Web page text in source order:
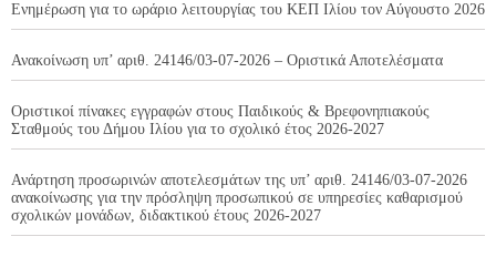
Ενημέρωση για το ωράριο λειτουργίας του ΚΕΠ Ιλίου τον Αύγουστο 2026
Ανακοίνωση υπ’ αριθ. 24146/03-07-2026 – Οριστικά Αποτελέσματα
Οριστικοί πίνακες εγγραφών στους Παιδικούς & Βρεφονηπιακούς
Σταθμούς του Δήμου Ιλίου για το σχολικό έτος 2026-2027
Ανάρτηση προσωρινών αποτελεσμάτων της υπ’ αριθ. 24146/03-07-2026
ανακοίνωσης για την πρόσληψη προσωπικού σε υπηρεσίες καθαρισμού
σχολικών μονάδων, διδακτικού έτους 2026-2027